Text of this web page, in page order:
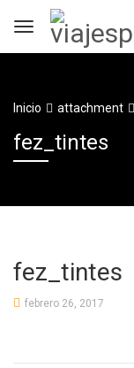
Inicio attachment
fez_tintes
fez_tintes
febrero 26, 2017